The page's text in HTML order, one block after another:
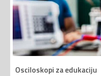
Osciloskopi za edukaciju